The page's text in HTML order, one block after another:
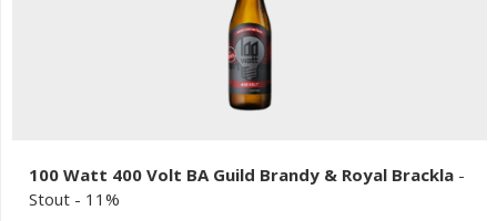
100 Watt 400 Volt BA Guild Brandy & Royal Brackla -
Stout - 11%